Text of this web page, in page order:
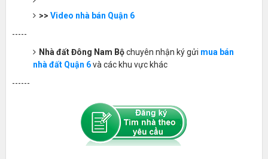
>> Video nhà bán Quận 6
-----
Nhà đất Đông Nam Bộchuyên nhận ký gửi mua bán
nhà đất Quận 6và các khu vực khác
------